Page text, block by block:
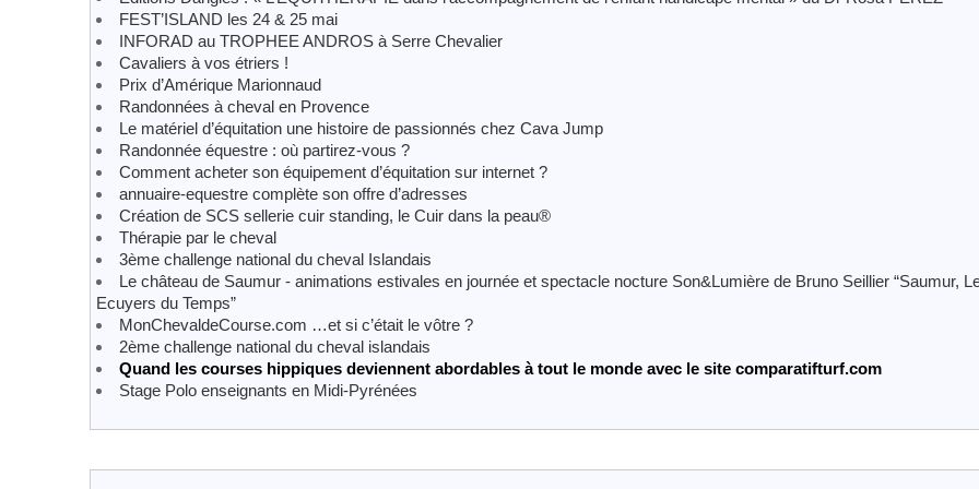
FEST’ISLAND les 24 & 25 mai
INFORAD au TROPHEE ANDROS à Serre Chevalier
Cavaliers à vos étriers !
Prix d’Amérique Marionnaud
Randonnées à cheval en Provence
Le matériel d’équitation une histoire de passionnés chez Cava Jump
Randonnée équestre : où partirez-vous ?
Comment acheter son équipement d’équitation sur internet ?
annuaire-equestre complète son offre d’adresses
Création de SCS sellerie cuir standing, le Cuir dans la peau®
Thérapie par le cheval
3ème challenge national du cheval Islandais
Le château de Saumur - animations estivales en journée et spectacle nocture Son&Lumière de Bruno Seillier “Saumur,
Ecuyers du Temps”
MonChevaldeCourse.com …et si c’était le vôtre ?
2ème challenge national du cheval islandais
Quand les courses hippiques deviennent abordables à tout le monde avec le site comparatifturf.com
Stage Polo enseignants en Midi-Pyrénées